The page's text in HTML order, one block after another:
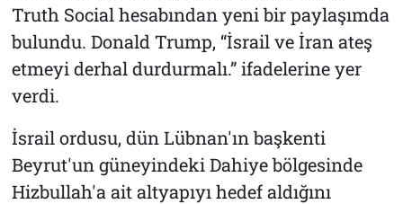
Truth Social hesabından yeni bir paylaşımda
bulundu. Donald Trump, “İsrail ve İran ateş
etmeyi derhal durdurmalı.” ifadelerine yer
verdi.
İsrail ordusu, dün Lübnan'ın başkenti
Beyrut'un güneyindeki Dahiye bölgesinde
Hizbullah'a ait altyapıyı hedef aldığını